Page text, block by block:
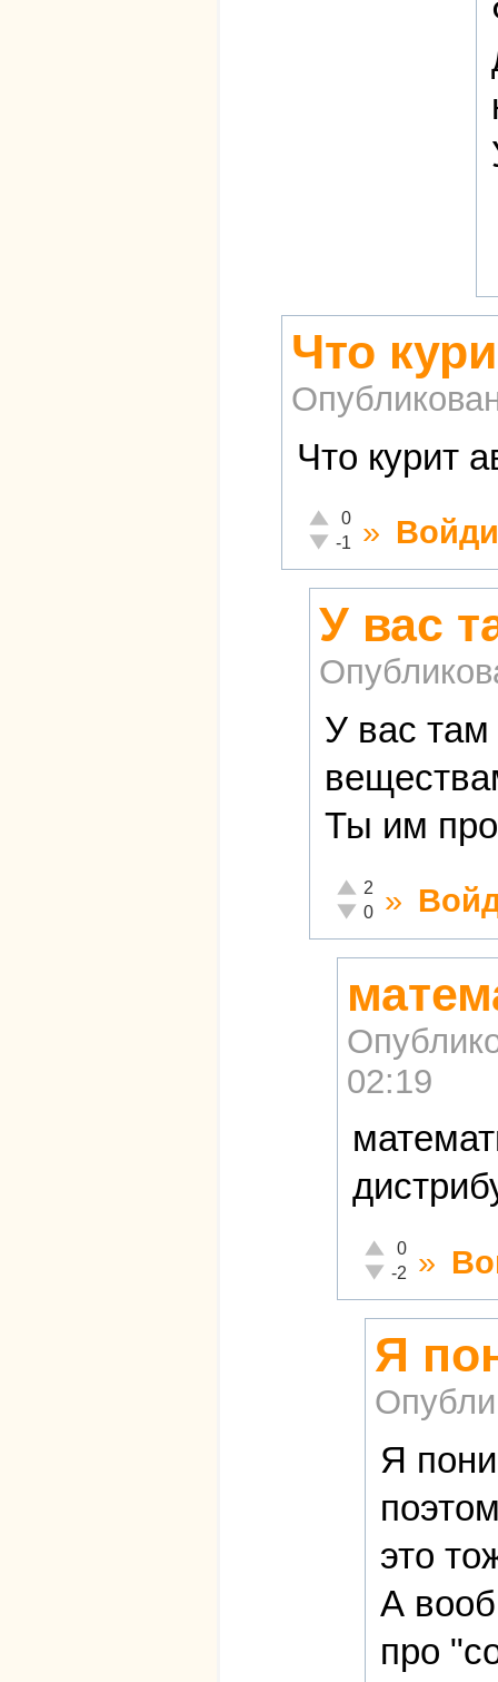
Что
Что курит
Отлично!
0
Неадекватно!
-1 »
У вас
У вас
Ты им про
Отлично!
2
Неадекватно!
0 »
02:19
Отлично!
0
Неадекватно!
-2 »
Я
Я
это
А
про